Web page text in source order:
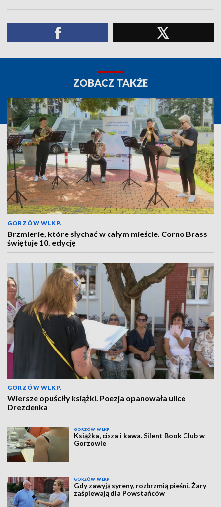
ZOBACZ TAKŻE
GORZÓW WLKP.
Brzmienie, które słychać w całym mieście. Corno Brass
świętuje 10. edycję
GORZÓW WLKP.
Wiersze opuściły książki. Poezja opanowała ulice
Drezdenka
GORZÓW WLKP.
Książka, cisza i kawa. Silent Book Club w
Gorzowie
GORZÓW WLKP.
Gdy zawyją syreny, rozbrzmią pieśni. Żary
zaśpiewają dla Powstańców